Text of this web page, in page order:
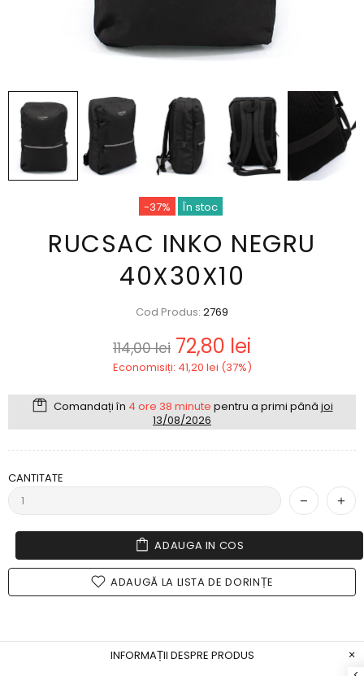
-37% În stoc
RUCSAC INKO NEGRU
40X30X10
Cod Produs: 2769
114,00 lei 72,80 lei
Economisiți: 41,20 lei (37%)
Comandați în 4 ore 38 minute pentru a primi până joi
13/08/2026
CANTITATE
ADAUGA IN COS
ADAUGĂ LA LISTA DE DORINȚE
INFORMAȚII DESPRE PRODUS